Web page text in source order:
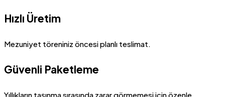
Hızlı Üretim
Mezuniyet töreniniz öncesi planlı teslimat.
Güvenli Paketleme
Yıllıkların taşınma sırasında zarar görmemesi için özenle